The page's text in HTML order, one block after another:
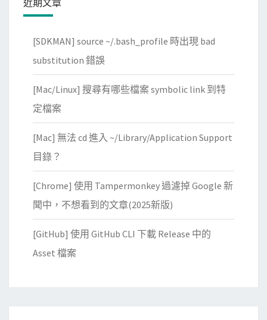
[SDKMAN] source ~/.bash_profile 時出現 bad
substitution 錯誤
[Mac/Linux] 搜尋有哪些檔案 symbolic link 到特
定檔案
[Mac] 無法 cd 進入 ~/Library/Application Support
目錄？
[Chrome] 使用 Tampermonkey 過濾掉 Google 新
聞中，不想看到的文章(2025新版)
[GitHub] 使用 GitHub CLI 下載 Release 中的
Asset 檔案